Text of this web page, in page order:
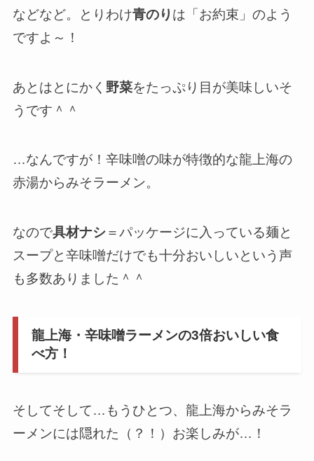
などなど。とりわけ青のり は「お約束」のよう
ですよ～！
あとはとにかく 野菜をたっぷり目が美味しいそ
うです＾＾
…なんですが！辛味噌の味が特徴的な龍上海の
赤湯からみそラーメン。
なので具材ナシ＝パッケージに入っている麺と
スープと辛味噌だけでも十分おいしいという声
も多数ありました＾＾
龍上海・辛味噌ラーメンの3倍おいしい食
べ方！
そしてそして…もうひとつ、龍上海からみそラ
ーメンには隠れた（？！）お楽しみが…！